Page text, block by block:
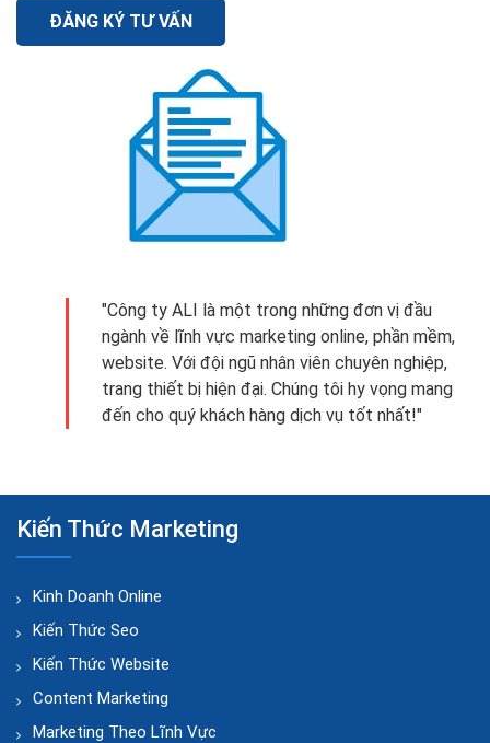
ĐĂNG KÝ TƯ VẤN
"Công ty ALI là một trong những đơn vị đầu
ngành về lĩnh vực marketing online, phần mềm,
website. Với đội ngũ nhân viên chuyên nghiệp,
trang thiết bị hiện đại. Chúng tôi hy vọng mang
đến cho quý khách hàng dịch vụ tốt nhất!"
Kiến Thức Marketing
Kinh Doanh Online
Kiến Thức Seo
Kiến Thức Website
Content Marketing
Marketing Theo Lĩnh Vực